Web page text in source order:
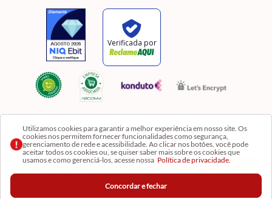
Utilizamos cookies para garantir a melhor experiência em nosso site. Os
cookies nos permitem fornecer funcionalidades como segurança,
gerenciamento de rede e acessibilidade. Ao clicar nos botões, você pode
aceitar todos os cookies ou, se quiser saber mais sobre os cookies que
usamos e como gerenciá-los, acesse nossa Política de privacidade.
Concordar e fechar
Razão Social: Comercial Luzia Meire de Gêneros Alimentícios LTDA | CNPJ:
08.991.182/0001-11
Os preços, produtos e quantidades da Loja Virtual não se aplicam aos da Loja Física. Na Loja